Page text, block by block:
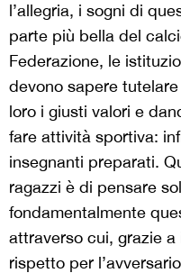
l’allegria, i sogni di
parte più bella del
Federazione, le
devono sapere
loro i giusti valori e
fare attività sportiva:
insegnanti preparati.
ragazzi è di pensare
fondamentalmente
attraverso cui, grazie
rispetto per